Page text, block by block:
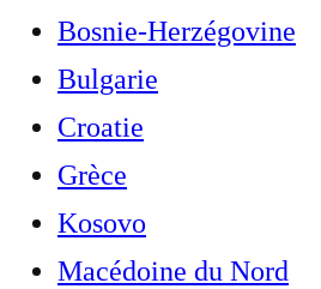
Bosnie-Herzégovine
Bulgarie
Croatie
Grèce
Kosovo
Macédoine du Nord